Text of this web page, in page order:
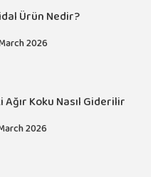
Ürün Nedir?
2026
Ağır Koku Nasıl Giderilir
2026